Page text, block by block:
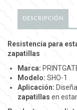
DESCRIPCIÓN
Resistencia para
zapatillas
Marca:
Modelo: SHO-1
Aplicación:
zapatillas en